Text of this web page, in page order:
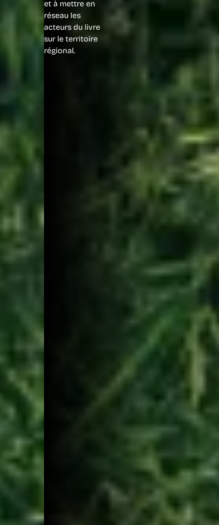
et à mettre en
réseau les
acteurs du livre
sur le territoire
régional.